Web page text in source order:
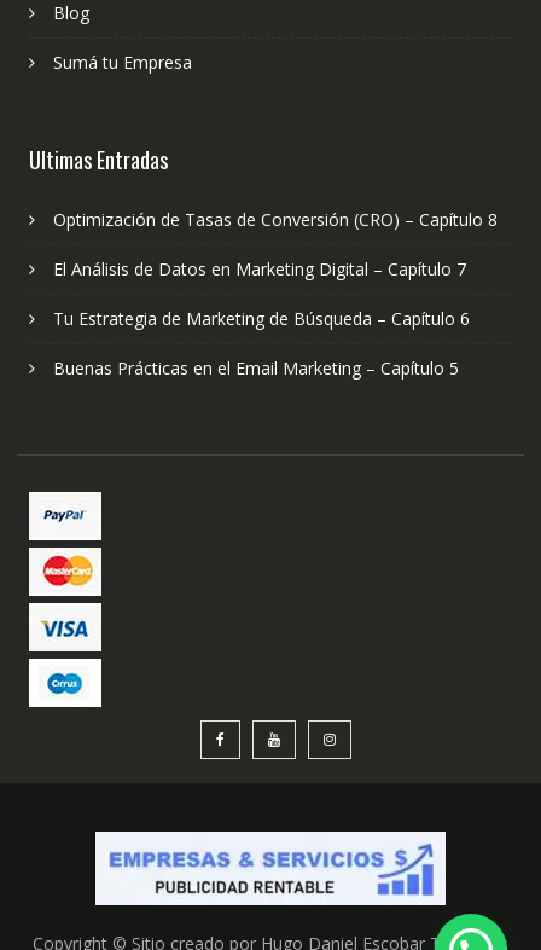
Blog
Sumá tu Empresa
Ultimas Entradas
Optimización de Tasas de Conversión (CRO) – Capítulo 8
El Análisis de Datos en Marketing Digital – Capítulo 7
Tu Estrategia de Marketing de Búsqueda – Capítulo 6
Buenas Prácticas en el Email Marketing – Capítulo 5
Copyright © Sitio creado por Hugo Daniel Escobar Todos los